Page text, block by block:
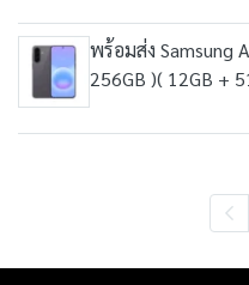
พร้อมส่ง Samsung
256GB )( 12GB +